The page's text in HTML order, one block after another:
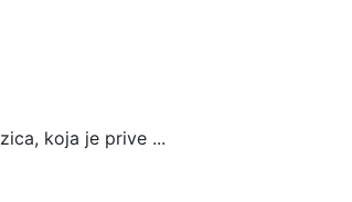
koja je prive ...